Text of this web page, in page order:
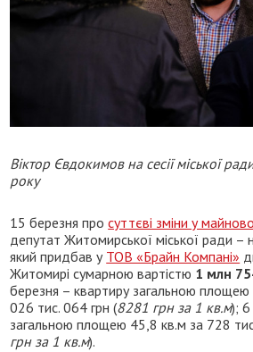
Віктор Євдокимов на сесії міської
року
15 березня просуттєві зміни у
депутат Житомирської міської ради –
який придбав у ТОВ «Брайн Компані»
Житомирі сумарною вартістю 1 млн
березня – квартиру загальною
026 тис. 064 грн (8281 грн за 1 кв.м);
загальною площею 45,8 кв.м за 728
грн за 1 кв.м).